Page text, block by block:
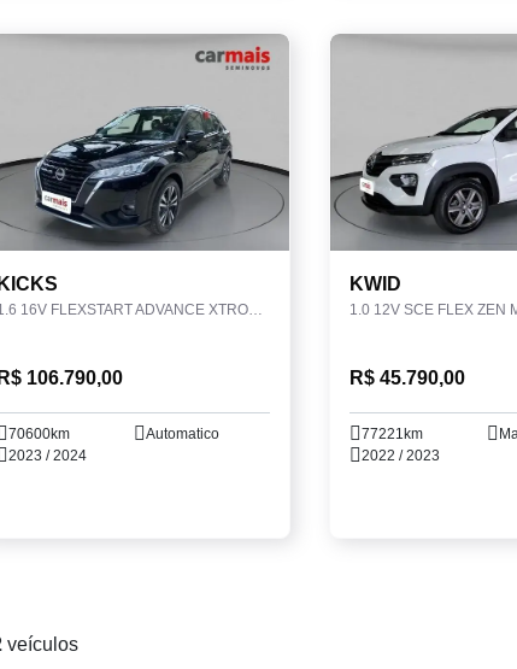
KICKS
1.6 16V FLEXSTART ADVANCE XTRONIC
R$ 106.790,00
70600km
Automatico
2023 / 2024
KWID
1.0 12V SCE FLEX ZEN
R$ 45.790,00
77221km
2022 / 2023
veículos